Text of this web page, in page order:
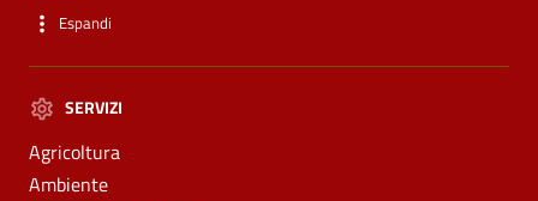
Espandi
SERVIZI
Agricoltura
Ambiente